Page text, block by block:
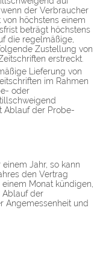
der Verbraucher
höchstens einem
beträgt höchstens
die regelmäßige,
Zustellung von
erstreckt.
Lieferung von
im Rahmen
oder
Ablauf der Probe-
Jahr, so kann
den Vertrag
Monat kündigen,
Ablauf der
Angemessenheit und